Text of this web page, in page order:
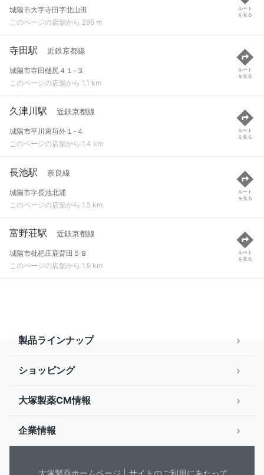
城陽市大字寺田字北山田
このページの店舗から 296 m
ルート
を見る
寺田駅 近鉄京都線
城陽市寺田樋尻４１-３
このページの店舗から 1.1 km
ルート
を見る
久津川駅 近鉄京都線
城陽市平川東垣外１-４
このページの店舗から 1.4 km
ルート
を見る
長池駅 奈良線
城陽市字長池北浦
このページの店舗から 1.5 km
ルート
を見る
富野荘駅 近鉄京都線
城陽市枇杷庄鹿背田５８
このページの店舗から 1.9 km
ルート
を見る
製品ラインナップ
ショッピング
大塚製薬CM情報
企業情報